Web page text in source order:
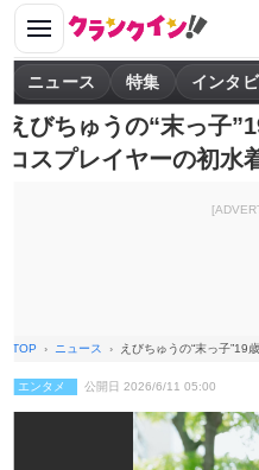
ニュース 特集 インタ
えびちゅうの“末っ子
コスプレイヤーの初水
TOP ニュース えびちゅうの“末っ子
エンタメ 公開日 2026/6/11 05:00